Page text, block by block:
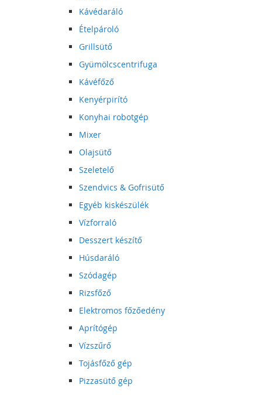
Kávédaráló
Ételpároló
Grillsütő
Gyümölcscentrifuga
Kávéfőző
Kenyérpirító
Konyhai robotgép
Mixer
Olajsütő
Szeletelő
Szendvics & Gofrisütő
Egyéb kiskészülék
Vízforraló
Desszert készítő
Húsdaráló
Szódagép
Rizsfőző
Elektromos főzőedény
Aprítógép
Vízszűrő
Tojásfőző gép
Pizzasütő gép